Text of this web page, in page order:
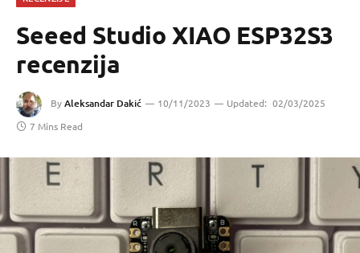
Seeed Studio XIAO ESP32S3
recenzija
ByAleksandar Dakić 10/11/2023 Updated: 02/03/2025
7 Mins Read